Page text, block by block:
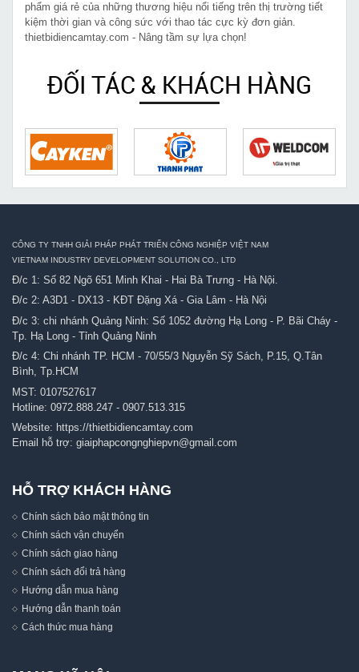
phẩm giá rẻ của những thương hiệu nổi tiếng trên thị trường tiết
kiệm thời gian và công sức với thao tác cực kỳ đơn giản.
thietbidiencamtay.com - Nâng tầm sự lựa chọn!
ĐỐI TÁC & KHÁCH HÀNG
CÔNG TY TNHH GIẢI PHÁP PHÁT TRIỂN CÔNG NGHIỆP VIỆT NAM
VIETNAM INDUSTRY DEVELOPMENT SOLUTION CO., LTD
Đ/c 1: Số 82 Ngõ 651 Minh Khai - Hai Bà Trưng - Hà Nội.
Đ/c 2: A3D1 - DX13 - KĐT Đặng Xá - Gia Lâm - Hà Nội
Đ/c 3: chi nhánh Quảng Ninh: Số 1052 đường Hạ Long - P. Bãi Cháy -
Tp. Hạ Long - Tỉnh Quảng Ninh
Đ/c 4: Chi nhánh TP. HCM - 70/55/3 Nguyễn Sỹ Sách, P.15, Q.Tân
Bình, Tp.HCM
MST: 0107527617
Hotline: 0972.888.247 - 0907.513.315
Website: https://thietbidiencamtay.com
Email hỗ trợ: giaiphapcongnghiepvn@gmail.com
HỖ TRỢ KHÁCH HÀNG
Chính sách bảo mật thông tin
Chính sách vận chuyển
Chính sách giao hàng
Chính sách đổi trả hàng
Hướng dẫn mua hàng
Hướng dẫn thanh toán
Cách thức mua hàng